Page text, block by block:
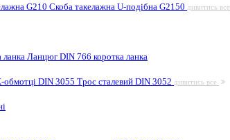
G210 Скоба такелажна U-подібна G2150 дивитись все
Ланцюг DIN 766 коротка ланка
DIN 3055 Трос сталевий DIN 3052 дивитись все